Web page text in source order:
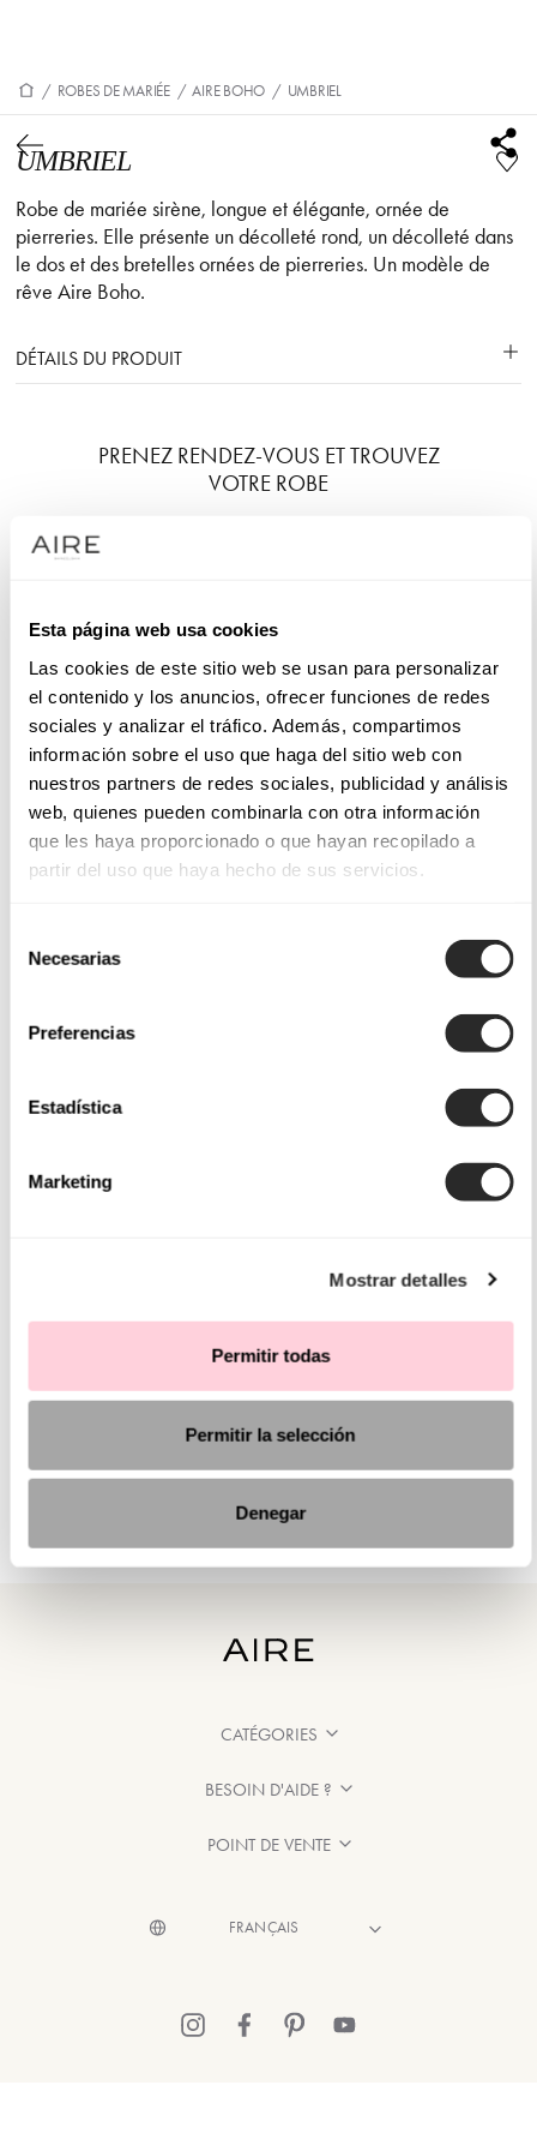
Esta página web usa cookies
Las cookies de este sitio web se usan para personalizar
el contenido y los anuncios, ofrecer funciones de redes
sociales y analizar el tráfico. Además, compartimos
información sobre el uso que haga del sitio web con
nuestros partners de redes sociales, publicidad y análisis
web, quienes pueden combinarla con otra información
que les haya proporcionado o que hayan recopilado a
partir del uso que haya hecho de sus servicios.
Necesarias
Preferencias
Estadística
Marketing
Mostrar detalles
Permitir todas
Permitir la selección
Denegar
/ ROBES DE MARIÉE / AIRE BOHO / UMBRIEL
UMBRIEL
Robe de mariée sirène, longue et élégante, ornée de
pierreries. Elle présente un décolleté rond, un décolleté dans
le dos et des bretelles ornées de pierreries. Un modèle de
rêve Aire Boho.
DÉTAILS DU PRODUIT
PRENEZ RENDEZ-VOUS ET TROUVEZ
VOTRE ROBE
CATÉGORIES
BESOIN D'AIDE ?
POINT DE VENTE